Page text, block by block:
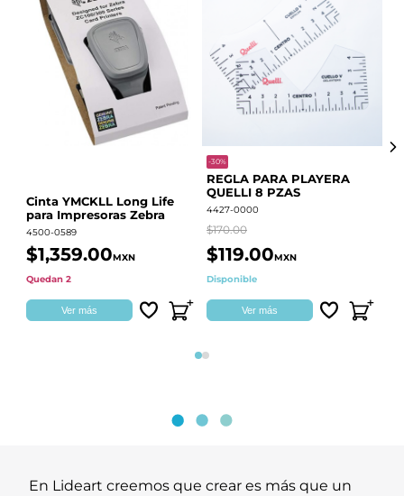
Cinta YMCKLL Long Life
para Impresoras Zebra
4500-0589
$1,359.00MXN
Quedan 2
Ver más
-30%
REGLA PARA PLAYERA
QUELLI 8 PZAS
4427-0000
$170.00
$119.00MXN
Disponible
Ver más
Página 1
Página 2
En Lideart creemos que crear es más que un